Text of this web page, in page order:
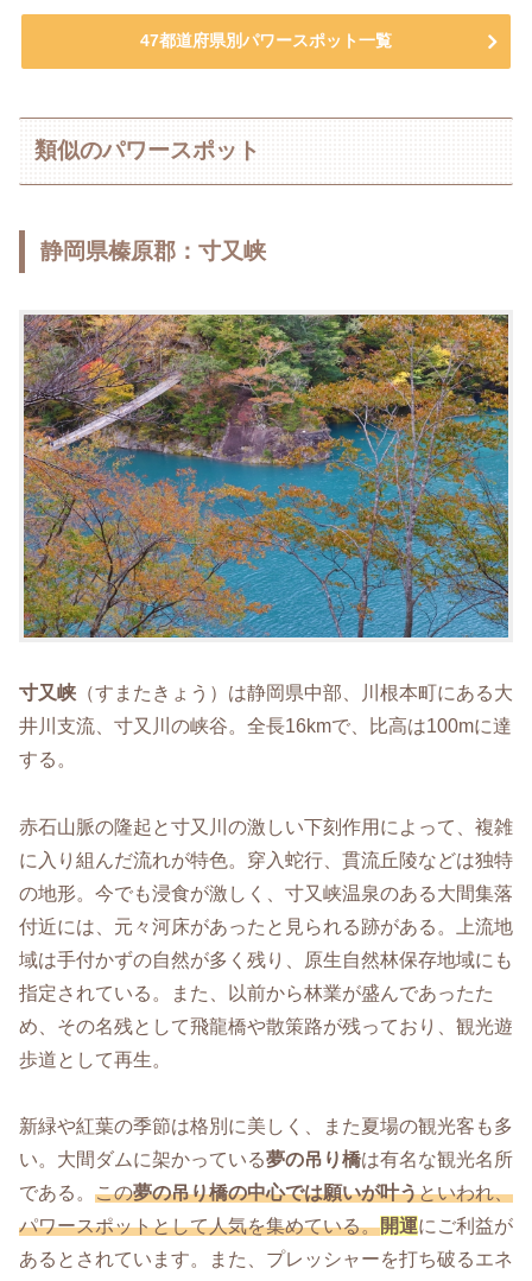
47都道府県別パワースポット一覧
類似のパワースポット
静岡県榛原郡：寸又峡
寸又峡 （すまたきょう）は静岡県中部、川根本町にある大
井川支流、寸又川の峡谷。全長16kmで、比高は100mに達
する。
赤石山脈の隆起と寸又川の激しい下刻作用によって、複雑
に入り組んだ流れが特色。穿入蛇行、貫流丘陵などは独特
の地形。今でも浸食が激しく、寸又峡温泉のある大間集落
付近には、元々河床があったと見られる跡がある。上流地
域は手付かずの自然が多く残り、原生自然林保存地域にも
指定されている。また、以前から林業が盛んであったた
め、その名残として飛龍橋や散策路が残っており、観光遊
歩道として再生。
新緑や紅葉の季節は格別に美しく、また夏場の観光客も多
い。大間ダムに架かっている夢の吊り橋は有名な観光名所
である。 この夢の吊り橋の中心では願いが叶うといわれ、
パワースポットとして人気を集めている。開運にご利益が
あるとされています。また、プレッシャーを打ち破るエネ